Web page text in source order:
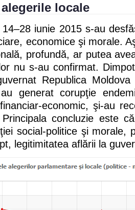
locale
iunie 2015 s-au
economice şi morale.
profundă, ar putea
nu s-au confirmat.
Republica
generat corupţie
economic, şi-au
concluzie este
social-politice şi morale,
legitimitatea aflării la